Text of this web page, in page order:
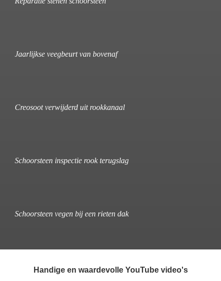
Jaarlijkse veegbeurt van bovenaf
Creosoot verwijderd uit rookkanaal
Schoorsteen inspectie rook terugslag
Schoorsteen vegen bij een rieten dak
Handige en waardevolle YouTube video's